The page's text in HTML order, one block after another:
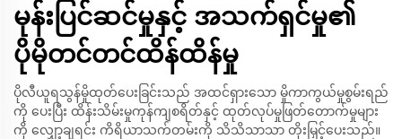
မုန်းပြင်ဆင်မှုနှင့် အသက်ရှင်မှု၏
ပိုမိုတင်တင်ထိန်ထိန်မှု
ပိုလီယူရသွန်မှိုထုတ်ပေးခြင်းသည် အထင်ရှားသော မှိုကာကွယ်မှုစွမ်းရည်
ကို ပေးပြီး ထိန်းသိမ်းမှုကုန်ကျစရိတ်နှင့် ထုတ်လုပ်မှုဖြတ်တောက်မှုများ
ကို လျှော့ချရင်း ကိရိယာသက်တမ်းကို သိသိသာသာ တိုးမြှင့်ပေးသည်။